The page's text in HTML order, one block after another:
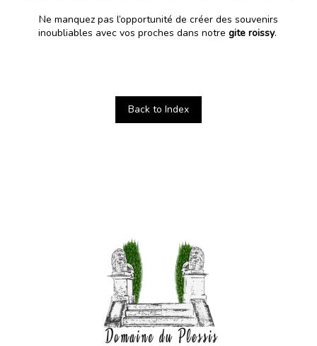
Ne manquez pas l’opportunité de créer des souvenirs
inoubliables avec vos proches dans notre gite roissy.
Back to Index